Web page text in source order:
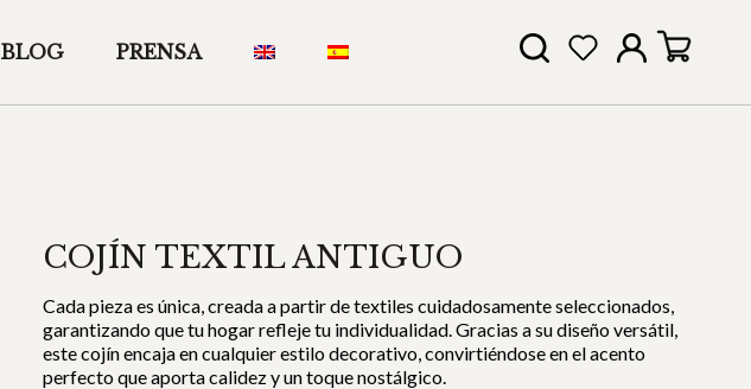
BLOG PRENSA
COJÍN TEXTIL ANTIGUO
Cada pieza es única, creada a partir de textiles cuidadosamente seleccionados,
garantizando que tu hogar refleje tu individualidad. Gracias a su diseño versátil,
este cojín encaja en cualquier estilo decorativo, convirtiéndose en el acento
perfecto que aporta calidez y un toque nostálgico.